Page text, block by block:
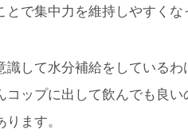
で集中力を維持しやすくな
識して水分補給をしている
コップに出して飲んでも良
ます。